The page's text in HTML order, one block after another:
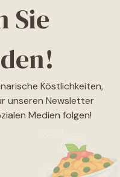
Sie
Köstlichkeiten,
unseren Newsletter
Medien folgen!